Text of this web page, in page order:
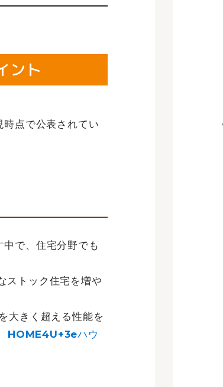
ント
点で公表されてい
で、住宅分野でも
ストック住宅を増や
大きく超える性能を
HOME4U+3eハウ